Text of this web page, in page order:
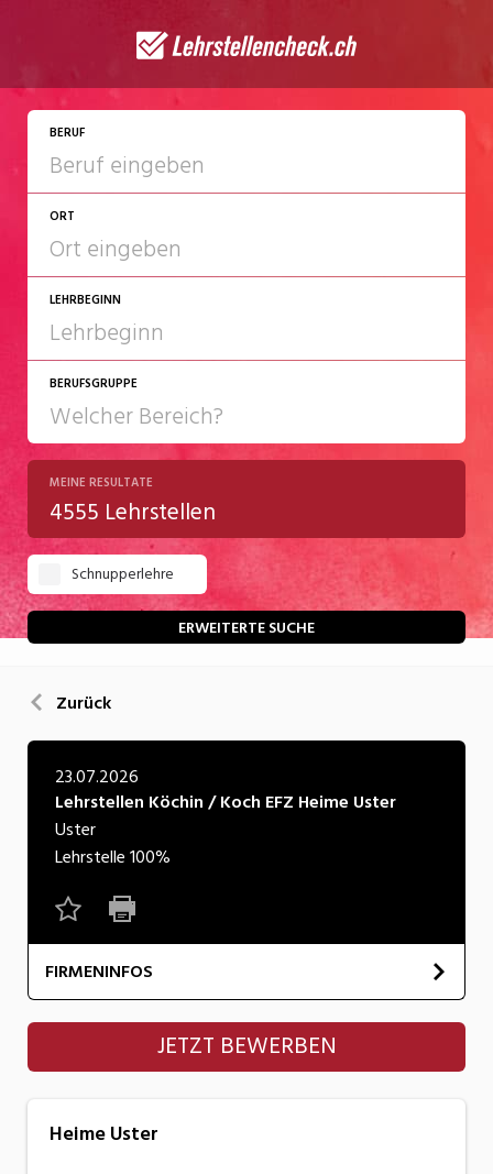
BERUF
ORT
LEHRBEGINN
2027
2028
BERUFSGRUPPE
Chemie/Pharma
Gastgewerbe
Gesundheit/Pflege/Soziales
Handwerk/Technik
Kultur
Natur
Verkehr/Logistik
Wirtschaft/Verwaltung
MEINE RESULTATE
4555 Lehrstellen
Schnupperlehre
ERWEITERTE SUCHE
Zurück
23.07.2026
Lehrstellen Köchin / Koch EFZ Heime Uster
Uster
Lehrstelle100%
FIRMENINFOS
Heime Uster
JETZT BEWERBEN
Heime Uster